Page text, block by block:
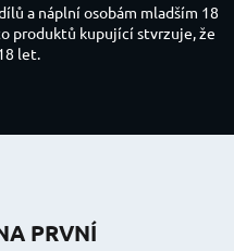
a náplní osobám mladším 18
produktů kupující stvrzuje, že
let.
PRVNÍ